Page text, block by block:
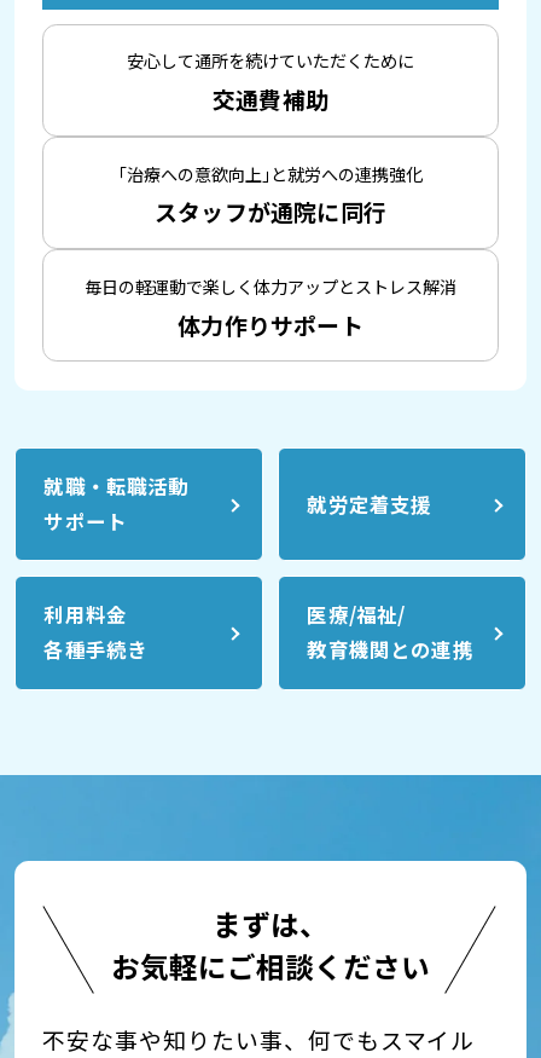
安心して通所を続けていただくために
交通費補助
「治療への意欲向上」と就労への連携強化
スタッフが通院に同行
毎日の軽運動で楽しく体力アップとストレス解消
体力作りサポート
就職・転職活動
サポート
就労定着支援
利用料金
各種手続き
医療/福祉/
教育機関との連携
まずは、
お気軽にご相談ください
不安な事や知りたい事、何でもスマイル